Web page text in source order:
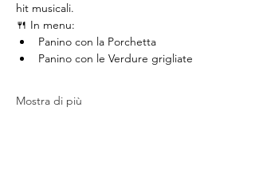
hit musicali.
🍴 In menu:
Panino con la Porchetta
Panino con le Verdure grigliate
Mostra di più